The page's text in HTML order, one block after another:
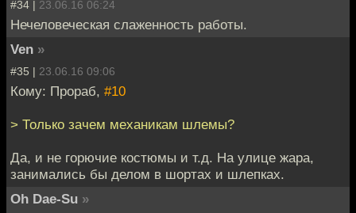
#34 | 23.06.16 06:24
Нечеловеческая слаженность работы.
Ven »
#35 | 23.06.16 09:06
Кому: Прораб, #10
> Только зачем механикам шлемы?
Да, и не горючие костюмы и т.д. На улице жара,
занимались бы делом в шортах и шлепках.
Oh Dae-Su »